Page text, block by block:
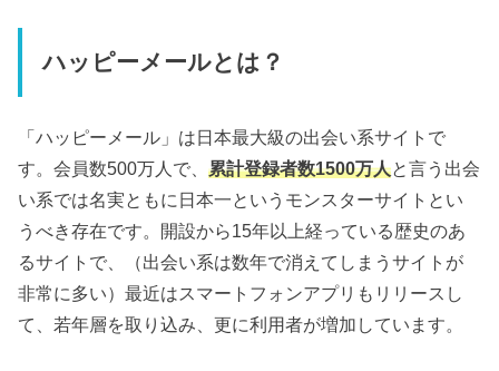
ハッピーメールとは？
「ハッピーメール」は日本最大級の出会い系サイトで
す。会員数500万人で、累計登録者数1500万人と言う出会
い系では名実ともに日本一というモンスターサイトとい
うべき存在です。開設から15年以上経っている歴史のあ
るサイトで、（出会い系は数年で消えてしまうサイトが
非常に多い）最近はスマートフォンアプリもリリースし
て、若年層を取り込み、更に利用者が増加しています。